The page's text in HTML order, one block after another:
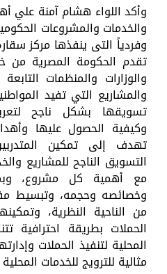
وأكد اللواء هشام آمنة علي
والخدمات والمشروعات
وفردياً التى ينفذها مركز
تقدم الحكومة المصرية من
والوزارات والمنظمات
والمشاريع التي تفيد
تسويقها بشكل ناجح
وكيفية الحصول عليها
تهدف إلى تمكين
التسويق الناجح للمشاريع
مع أهمية كل مشروع،
وخصائصه وحجمه، وتبسيط
من الناحية النظرية،
الحملات بطريقة احترافية
المحلية لتنفيذ الحملات
مثالية للترويج للخدمات